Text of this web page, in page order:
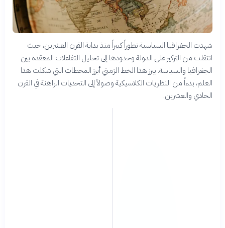
شهدت الجغرافيا السياسية تطوراً كبيراً منذ بداية القرن العشرين، حيث
انتقلت من التركيز على الدولة وحدودها إلى تحليل التفاعلات المعقدة بين
الجغرافيا والسياسة. يبرز هذا الخط الزمني أبرز المحطات التي شكلت هذا
العلم، بدءاً من النظريات الكلاسيكية وصولاً إلى التحديات الراهنة في القرن
الحادي والعشرين.